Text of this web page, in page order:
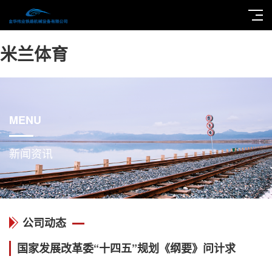
米兰体育
MENU
新闻资讯
公司动态
国家发展改革委“十四五”规划《纲要》问计求